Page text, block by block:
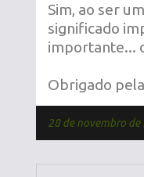
Sim, ao ser
significado
importante...
Obrigado
28 de novembro de